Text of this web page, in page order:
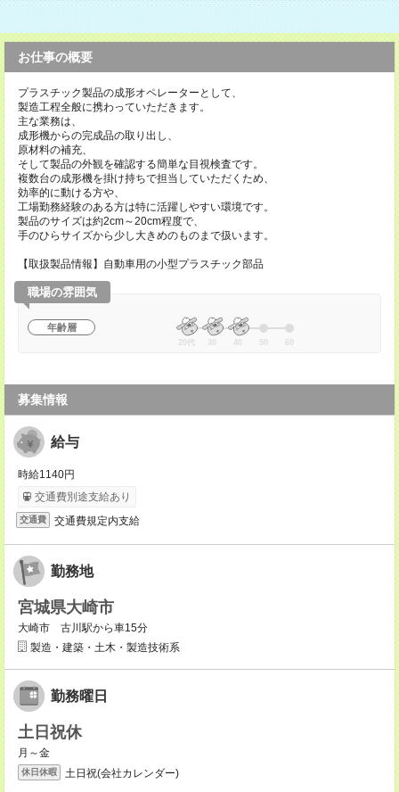
お仕事の概要
プラスチック製品の成形オペレーターとして、
製造工程全般に携わっていただきます。
主な業務は、
成形機からの完成品の取り出し、
原材料の補充、
そして製品の外観を確認する簡単な目視検査です。
複数台の成形機を掛け持ちで担当していただくため、
効率的に動ける方や、
工場勤務経験のある方は特に活躍しやすい環境です。
製品のサイズは約2cm～20cm程度で、
手のひらサイズから少し大きめのものまで扱います。
【取扱製品情報】自動車用の小型プラスチック部品
職場の雰囲気
年齢層
20代 30 40 50 60
募集情報
給与
時給1140円
交通費別途支給あり
交通費 交通費規定内支給
勤務地
宮城県大崎市
大崎市 古川駅から車15分
製造・建築・土木・製造技術系
勤務曜日
土日祝休
月～金
休日休暇 土日祝(会社カレンダー)